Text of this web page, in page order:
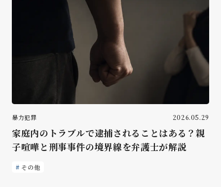
暴力犯罪 2026.05.29
家庭内のトラブルで逮捕されることはある？親
子喧嘩と刑事事件の境界線を弁護士が解説
その他